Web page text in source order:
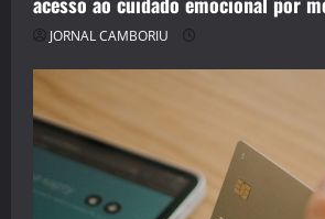
JORNAL CAMBORIU